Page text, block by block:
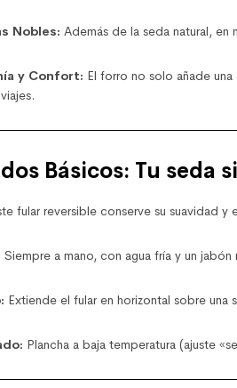
Nobles: Además de la seda natural,
y Confort: El forro no solo añade
Básicos: Tu seda
fular reversible conserve su suavidad
Siempre a mano, con agua fría y un
Extiende el fular en horizontal sobre una
Plancha a baja temperatura (ajuste